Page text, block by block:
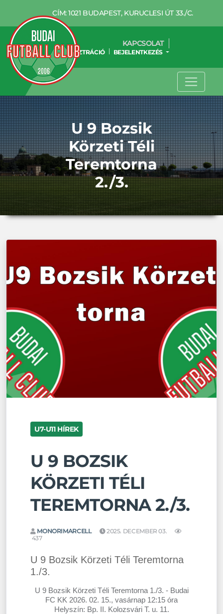
CÍM: 1021 BUDAPEST, KURUCLESI ÚT 33./C.
KAPCSOLAT
REGISZTRÁCIÓ BEJELENTKEZÉS
U 9 Bozsik
Körzeti Téli
Teremtorna
2./3.
U7-U11 HÍREK
U 9 BOZSIK
KÖRZETI TÉLI
TEREMTORNA 2./3.
MONORIMARCELL
2025. DECEMBER 03.
437
U 9 Bozsik Körzeti Téli Teremtorna
1./3.
U 9 Bozsik Körzeti Téli Teremtorna 1./3. - Budai
FC KK 2026. 02. 15., vasárnap 12:15 óra
Helyszín: Bp. II. Kolozsvári T. u. 11.